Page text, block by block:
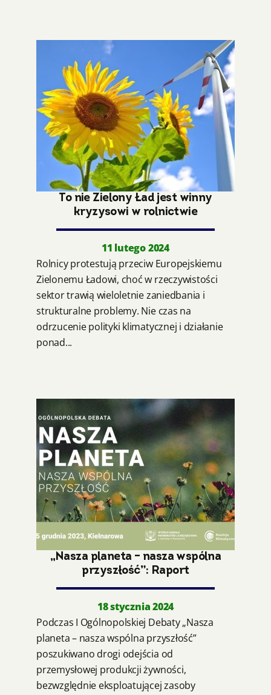
To nie Zielony Ład jest winny
kryzysowi w rolnictwie
11 lutego 2024
Rolnicy protestują przeciw Europejskiemu
Zielonemu Ładowi, choć w rzeczywistości
sektor trawią wieloletnie zaniedbania i
strukturalne problemy. Nie czas na
odrzucenie polityki klimatycznej i działanie
ponad...
„Nasza planeta – nasza wspólna
przyszłość”: Raport
18 stycznia 2024
Podczas I Ogólnopolskiej Debaty „Nasza
planeta – nasza wspólna przyszłość”
poszukiwano drogi odejścia od
przemysłowej produkcji żywności,
bezwzględnie eksploatującej zasoby